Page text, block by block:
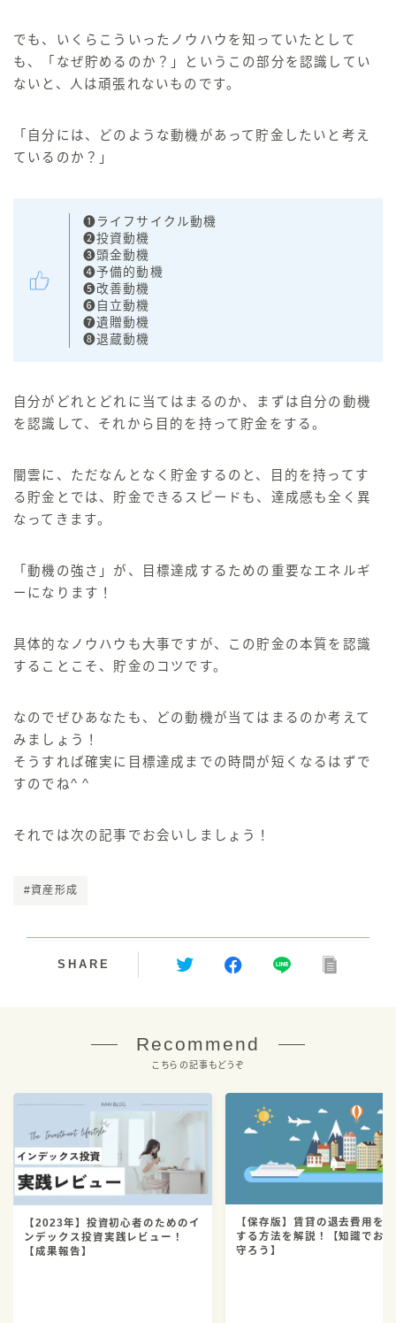
でも、いくらこういったノウハウを知っていたとして
も、
「なぜ貯めるのか？」 という この部分を認識してい
ないと、人は頑張れないものです。
「自分には、どのような動機があって貯金したいと考え
ているのか？」
❶ライフサイクル動機
❷投資動機
❸頭金動機
❹予備的動機
❺改善動機
❻自立動機
❼遺贈動機
❽退蔵動機
自分がどれとどれに当てはまるのか、まずは自分の動機
を認識して、それから目的を持って貯金をする。
闇雲に、ただなんとなく貯金するのと、目的を持ってす
る貯金とでは、貯金できるスピードも、達成感も全く異
なってきます。
「動機の強さ」が、目標達成するための重要なエネルギ
ーになります！
具体的なノウハウも大事ですが、この貯金の本質を認識
することこそ、貯金のコツです。
なのでぜひあなたも、
どの動機が当てはまるのか考えて
みましょう！
そうすれば確実に目標達成までの時間が短くなるはずで
すのでね^ ^
それでは次の記事でお会いしましょう！
#資産形成
SHARE
Recommend
こちらの記事もどうぞ
【2023年】投資初心者のためのイ
ンデックス投資実践レビュー！
【成果報告】
【保存版】賃貸の退去費用を
する方法を解説！【知識でお
守ろう】